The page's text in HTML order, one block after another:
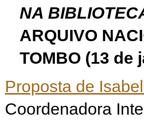
NA
ARQUIVO
TOMBO (13 de
Proposta de
Coordenadora